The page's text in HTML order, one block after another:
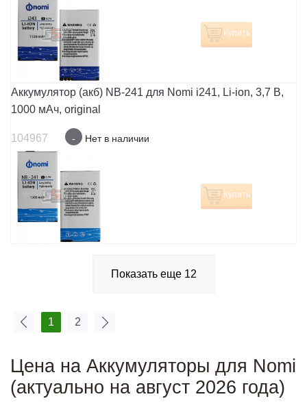
Купить
Аккумулятор (акб) NB-241 для Nomi i241, Li-ion, 3,7 В,
1000 мАч, original
104967 - Нет в наличии
Купить
Показать еще 12
1 2
Цена на Аккумуляторы для Nomi
(актуально на август 2026 года)